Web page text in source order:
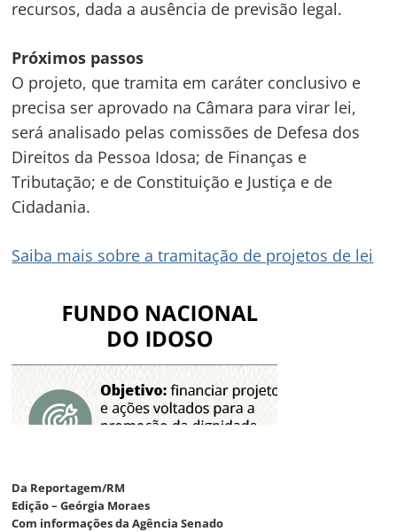
recursos, dada a ausência de previsão legal.
Próximos passos
O projeto, que tramita em caráter conclusivo e
precisa ser aprovado na Câmara para virar lei,
será analisado pelas comissões de Defesa dos
Direitos da Pessoa Idosa; de Finanças e
Tributação; e de Constituição e Justiça e de
Cidadania.
Saiba mais sobre a tramitação de projetos de lei
Da Reportagem/RM
Edição – Geórgia Moraes
Com informações da Agência Senado
Navegação
de
Post